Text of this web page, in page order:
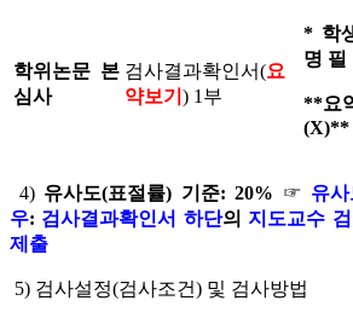
* 학
명 필
**요
(X)**
학위논문 본
심사
검사결과확인서(요
약보기 ) 1부
4) 유사도(표절률) 기준: 20% ☞ 유
우: 검사결과확인서 하단의 지도교수
제출
5) 검사설정(검사조건) 및 검사방법